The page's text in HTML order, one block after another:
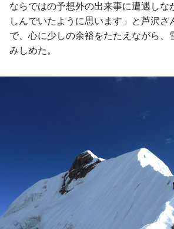
ならではの予想外の出来事に遭遇しな
しんでいたように思います」と芦沢さ
で、心に少しの余裕をたたえながら、
みしめた。